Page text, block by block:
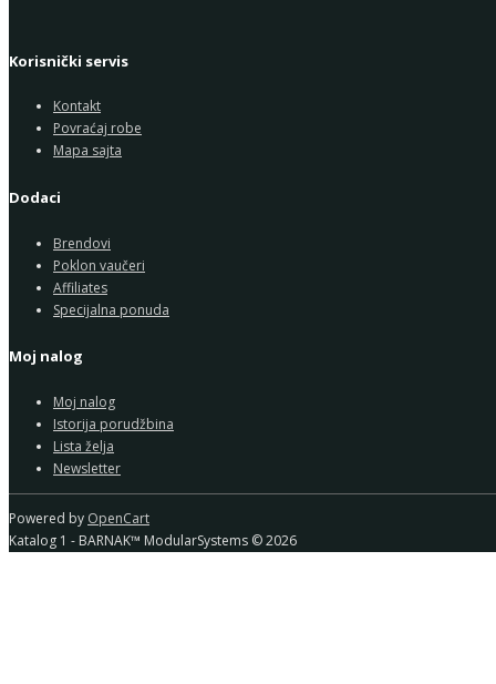
Korisnički servis
Kontakt
Povraćaj robe
Mapa sajta
Dodaci
Brendovi
Poklon vaučeri
Affiliates
Specijalna ponuda
Moj nalog
Moj nalog
Istorija porudžbina
Lista želja
Newsletter
Powered by OpenCart
Katalog 1 - BARNAK™ ModularSystems © 2026